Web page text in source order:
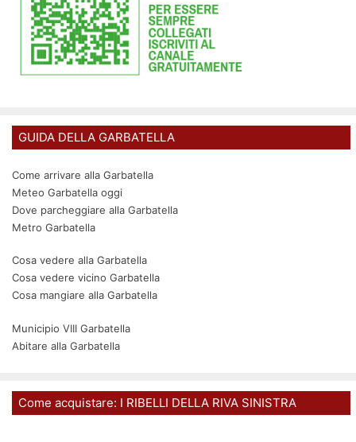
GUIDA DELLA GARBATELLA
Come arrivare alla Garbatella
Meteo Garbatella oggi
Dove parcheggiare alla Garbatella
Metro Garbatella
Cosa vedere alla Garbatella
Cosa vedere vicino Garbatella
Cosa mangiare alla Garbatella
Municipio VIII Garbatella
Abitare alla Garbatella
Come acquistare: I RIBELLI DELLA RIVA SINISTRA